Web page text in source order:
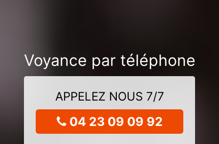
Voyance par téléphone
APPELEZ NOUS 7/7
04 23 09 09 92